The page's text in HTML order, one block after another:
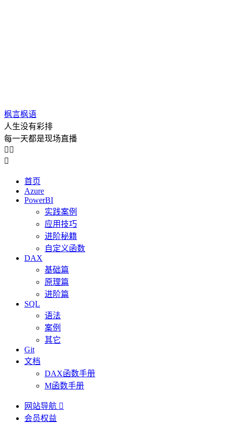
枫言枫语
人生没有彩排
每一天都是现场直播
 

首页
Azure
PowerBI
实践案例
应用技巧
进阶秘籍
自定义函数
DAX
基础篇
原理篇
进阶篇
SQL
语法
案例
其它
Git
文档
DAX函数手册
M函数手册
网站导航 
会员权益